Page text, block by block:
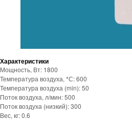
Характеристики
Мощность, Вт: 1800
Температура воздуха, *С: 600
Температура воздуха (min): 50
Поток воздуха, л/мин: 500
Поток воздуха (низкий): 300
Вес, кг: 0.6